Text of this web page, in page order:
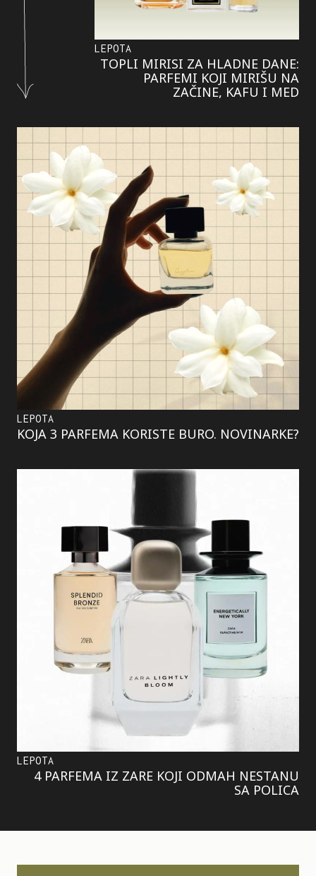
LEPOTA
TOPLI MIRISI ZA HLADNE DANE:
PARFEMI KOJI MIRIŠU NA
ZAČINE, KAFU I MED
LEPOTA
KOJA 3 PARFEMA KORISTE BURO. NOVINARKE?
LEPOTA
4 PARFEMA IZ ZARE KOJI ODMAH NESTANU
SA POLICA